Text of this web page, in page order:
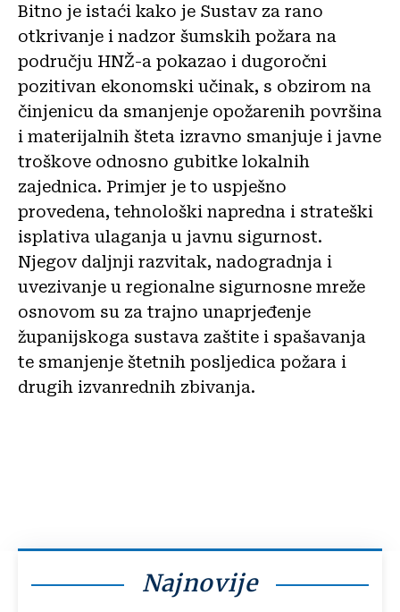
Bitno je istaći kako je Sustav za rano
otkrivanje i nadzor šumskih požara na
području HNŽ-a pokazao i dugoročni
pozitivan ekonomski učinak, s obzirom na
činjenicu da smanjenje opožarenih površina
i materijalnih šteta izravno smanjuje i javne
troškove odnosno gubitke lokalnih
zajednica. Primjer je to uspješno
provedena, tehnološki napredna i strateški
isplativa ulaganja u javnu sigurnost.
Njegov daljnji razvitak, nadogradnja i
uvezivanje u regionalne sigurnosne mreže
osnovom su za trajno unaprjeđenje
županijskoga sustava zaštite i spašavanja
te smanjenje štetnih posljedica požara i
drugih izvanrednih zbivanja.
Najnovije